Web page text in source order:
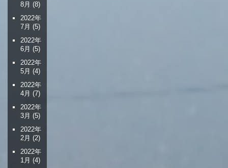
8月 (8)
2022年
7月 (5)
2022年
6月 (5)
2022年
5月 (4)
2022年
4月 (7)
2022年
3月 (5)
2022年
2月 (2)
2022年
1月 (4)